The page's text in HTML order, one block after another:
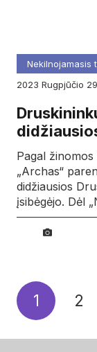
Nekilnojamasis
2023
rugpjūčio
Pagal
„Archas“
didžiausios
įsibėgėjo. Dėl
1 2